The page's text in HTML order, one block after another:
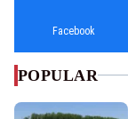
Facebook
POPULAR